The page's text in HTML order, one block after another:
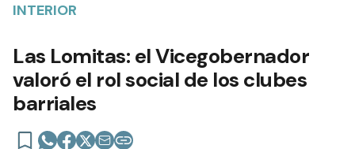
INTERIOR
Las Lomitas: el Vicegobernador
valoró el rol social de los clubes
barriales